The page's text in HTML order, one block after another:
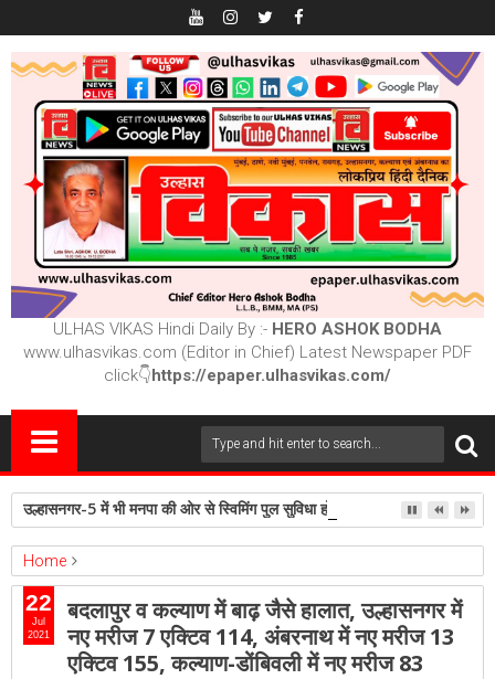
ULHAS VIKAS Hindi Daily By :- HERO ASHOK BODHA
www.ulhasvikas.com (Editor in Chief) Latest Newspaper PDF
click👇https://epaper.ulhasvikas.com/
उल्हासनगर-5 में भी मनपा की ओर से स्विमिंग पुल सुविधा हो- शेरी लुंड
Home
ambernath
Featured kalyan
ulhasnagar
बदलापुर व कल्याण में बाढ़ जैसे हालात, उल्हासनगर में नए मरीज 7 एक्टिव 114,
अंबरनाथ में नए मरीज 13 एक्टिव 155, कल्याण-डोंबिवली में नए मरीज 83
बदलापुर व कल्याण में बाढ़ जैसे हालात, उल्हासनगर में
नए मरीज 7 एक्टिव 114, अंबरनाथ में नए मरीज 13
एक्टिव 155, कल्याण-डोंबिवली में नए मरीज 83
22
Jul
2021